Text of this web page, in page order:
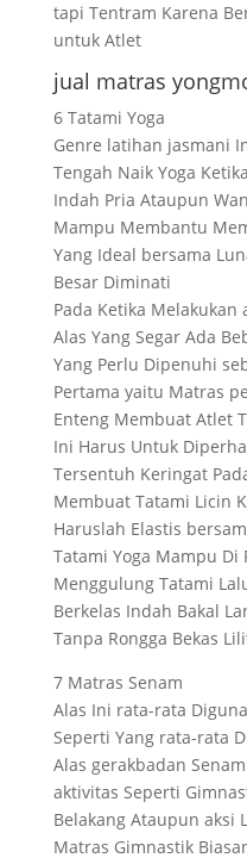
tapi Tentram Karena
untuk Atlet
jual matras
6 Tatami Yoga
Genre latihan jasmani
Tengah Naik Yoga
Indah Pria Ataupun
Mampu Membantu
Yang Ideal bersama
Besar Diminati
Pada Ketika Melakukan
Alas Yang Segar Ada
Yang Perlu Dipenuhi
Pertama yaitu Matras
Enteng Membuat Atlet
Ini Harus Untuk
Tersentuh Keringat
Membuat Tatami Licin
Haruslah Elastis
Tatami Yoga Mampu Di
Menggulung Tatami
Berkelas Indah Bakal
Tanpa Rongga Bekas
7 Matras Senam
Alas Ini rata-rata
Seperti Yang rata-rata
Alas gerakbadan
aktivitas Seperti
Belakang Ataupun aksi
Matras Gimnastik